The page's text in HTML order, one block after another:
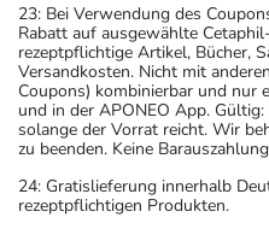
23: Bei Verwendung des
Rabatt auf ausgewählte
rezeptpflichtige Artikel, Bücher,
Versandkosten. Nicht mit
Coupons) kombinierbar und nur
und in der APONEO App.
solange der Vorrat reicht. Wir
zu beenden. Keine
24: Gratislieferung innerhalb
rezeptpflichtigen Produkten.